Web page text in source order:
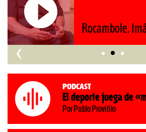
‹
Podcast
El deporte juega de
Por Pablo Provitilo